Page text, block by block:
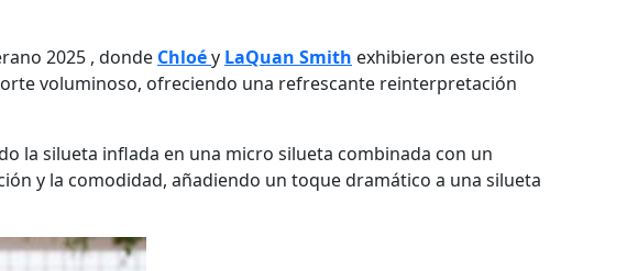
2025 , donde Chloéy LaQuan Smith exhibieron este estilo
voluminoso, ofreciendo una refrescante reinterpretación
la silueta inflada en una micro silueta combinada con un
y la comodidad, añadiendo un toque dramático a una silueta